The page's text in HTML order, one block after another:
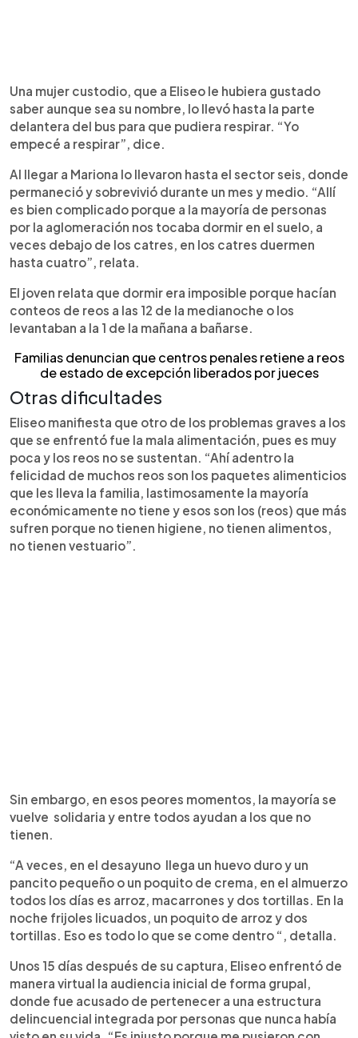
Una mujer custodio, que a Eliseo le hubiera gustado
saber aunque sea su nombre, lo llevó hasta la parte
delantera del bus para que pudiera respirar. “Yo
empecé a respirar”, dice.
Al llegar a Mariona lo llevaron hasta el sector seis, donde
permaneció y sobrevivió durante un mes y medio. “Allí
es bien complicado porque a la mayoría de personas
por la aglomeración nos tocaba dormir en el suelo, a
veces debajo de los catres, en los catres duermen
hasta cuatro”, relata.
El joven relata que dormir era imposible porque hacían
conteos de reos a las 12 de la medianoche o los
levantaban a la 1 de la mañana a bañarse.
Familias denuncian que centros penales retiene a reos
de estado de excepción liberados por jueces
Otras dificultades
Eliseo manifiesta que otro de los problemas graves a los
que se enfrentó fue la mala alimentación, pues es muy
poca y los reos no se sustentan. “Ahí adentro la
felicidad de muchos reos son los paquetes alimenticios
que les lleva la familia, lastimosamente la mayoría
económicamente no tiene y esos son los (reos) que más
sufren porque no tienen higiene, no tienen alimentos,
no tienen vestuario”.
Sin embargo, en esos peores momentos, la mayoría se
vuelve solidaria y entre todos ayudan a los que no
tienen.
“A veces, en el desayuno llega un huevo duro y un
pancito pequeño o un poquito de crema, en el almuerzo
todos los días es arroz, macarrones y dos tortillas. En la
noche frijoles licuados, un poquito de arroz y dos
tortillas. Eso es todo lo que se come dentro “, detalla.
Unos 15 días después de su captura, Eliseo enfrentó de
manera virtual la audiencia inicial de forma grupal,
donde fue acusado de pertenecer a una estructura
delincuencial integrada por personas que nunca había